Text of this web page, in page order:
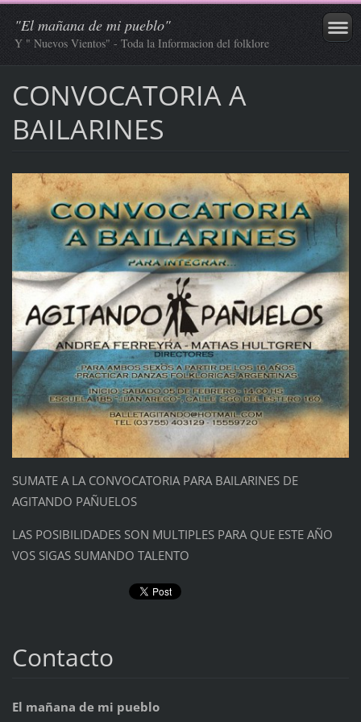
"El mañana de mi pueblo"
Y " Nuevos Vientos" - Toda la Informacion del folklore
CONVOCATORIA A
BAILARINES
SUMATE A LA CONVOCATORIA PARA BAILARINES DE
AGITANDO PAÑUELOS
LAS POSIBILIDADES SON MULTIPLES PARA QUE ESTE AÑO
VOS SIGAS SUMANDO TALENTO
Contacto
El mañana de mi pueblo